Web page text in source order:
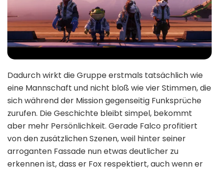
Dadurch wirkt die Gruppe erstmals tatsächlich wie
eine Mannschaft und nicht bloß wie vier Stimmen, die
sich während der Mission gegenseitig Funksprüche
zurufen. Die Geschichte bleibt simpel, bekommt
aber mehr Persönlichkeit. Gerade Falco profitiert
von den zusätzlichen Szenen, weil hinter seiner
arroganten Fassade nun etwas deutlicher zu
erkennen ist, dass er Fox respektiert, auch wenn er